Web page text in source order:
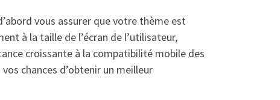
vous assurer que votre thème est
à la taille de l’écran de l’utilisateur,
croissante à la compatibilité mobile des
chances d’obtenir un meilleur